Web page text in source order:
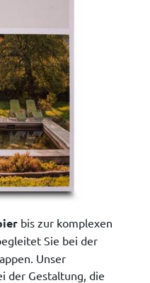
bis zur komplexen
Sie bei der
Unser
der Gestaltung, die